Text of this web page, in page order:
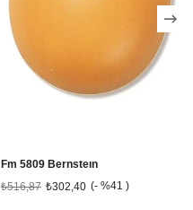
Fm 5809 Bernsteın
₺302,40
₺516,87 %41